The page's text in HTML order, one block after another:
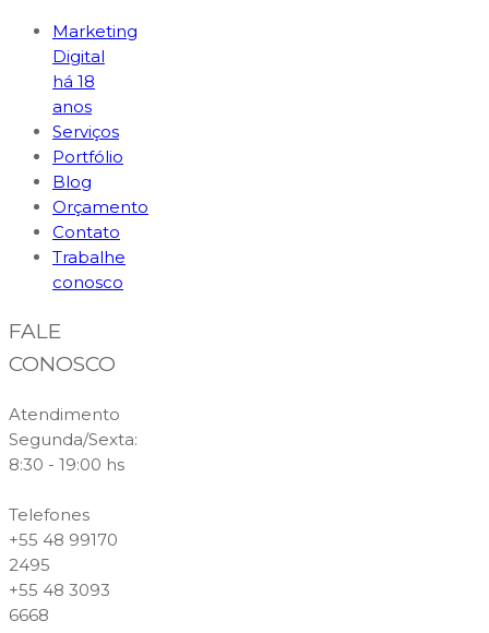
Marketing
Digital
há 18
anos
Serviços
Portfólio
Blog
Orçamento
Contato
Trabalhe
conosco
FALE
CONOSCO
Atendimento
Segunda/Sexta:
8:30 - 19:00 hs
Telefones
+55 48 99170
2495
+55 48 3093
6668